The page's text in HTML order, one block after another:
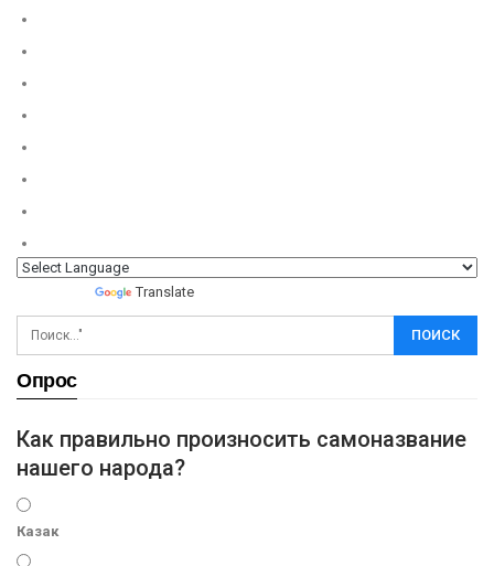
Translate
Опрос
Как правильно произносить самоназвание
нашего народа?
Казак